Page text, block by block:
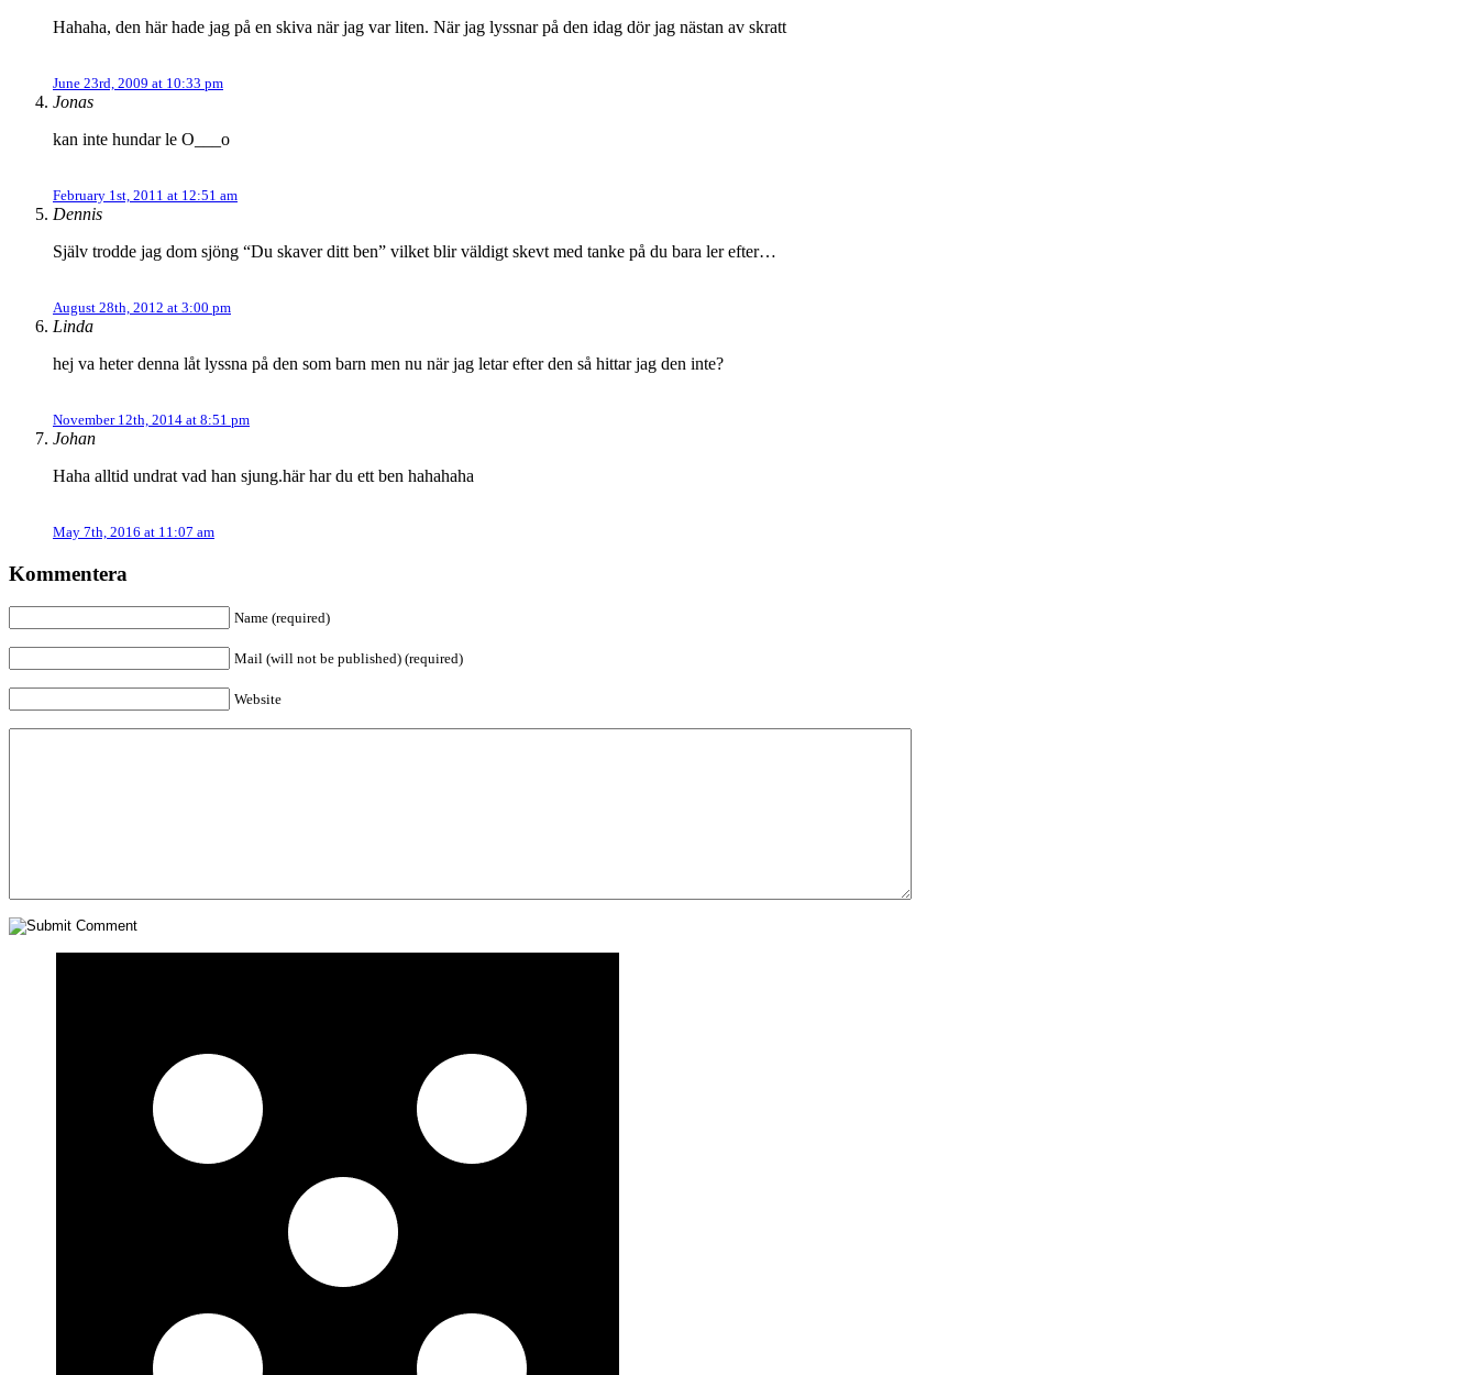
Hahaha, den här hade jag på en skiva när jag var liten. När jag lyssnar på den idag dör jag nästan av skratt
June 23rd, 2009 at 10:33 pm
Jonas
kan inte hundar le O___o
February 1st, 2011 at 12:51 am
Dennis
Själv trodde jag dom sjöng “Du skaver ditt ben” vilket blir väldigt skevt med tanke på du bara ler efter…
August 28th, 2012 at 3:00 pm
Linda
hej va heter denna låt lyssna på den som barn men nu när jag letar efter den så hittar jag den inte?
November 12th, 2014 at 8:51 pm
Johan
Haha alltid undrat vad han sjung.här har du ett ben hahahaha
May 7th, 2016 at 11:07 am
Kommentera
Name (required)
Mail (will not be published) (required)
Website